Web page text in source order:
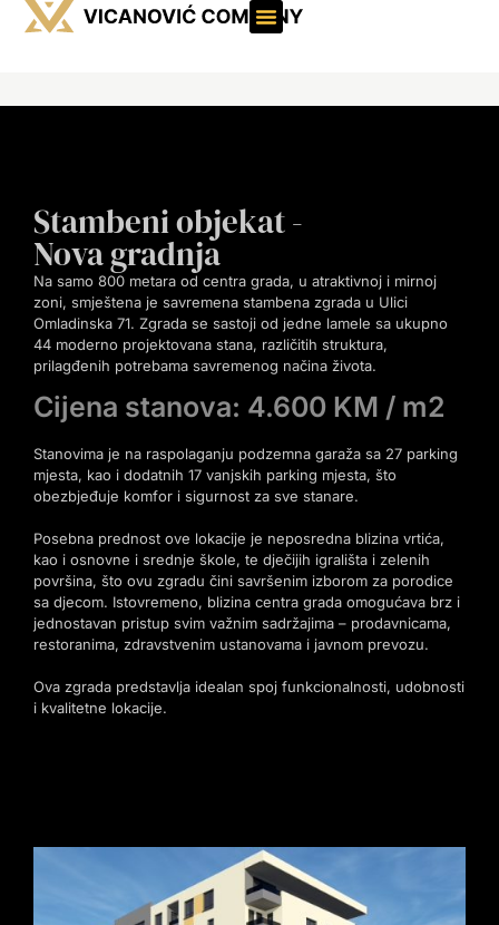
Stambeni objekat -
Nova gradnja
Na samo 800 metara od centra grada, u atraktivnoj i mirnoj
zoni, smještena je savremena stambena zgrada u Ulici
Omladinska 71. Zgrada se sastoji od jedne lamele sa ukupno
44 moderno projektovana stana, različitih struktura,
prilagđenih potrebama savremenog načina života.
Cijena stanova: 4.600 KM / m2
Stanovima je na raspolaganju podzemna garaža sa 27 parking
mjesta, kao i dodatnih 17 vanjskih parking mjesta, što
obezbjeđuje komfor i sigurnost za sve stanare.
Posebna prednost ove lokacije je neposredna blizina vrtića,
kao i osnovne i srednje škole, te dječijih igrališta i zelenih
površina, što ovu zgradu čini savršenim izborom za porodice
sa djecom. Istovremeno, blizina centra grada omogućava brz i
jednostavan pristup svim važnim sadržajima – prodavnicama,
restoranima, zdravstvenim ustanovama i javnom prevozu.
Ova zgrada predstavlja idealan spoj funkcionalnosti, udobnosti
i kvalitetne lokacije.